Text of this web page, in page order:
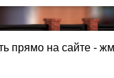
прямо на сайте -